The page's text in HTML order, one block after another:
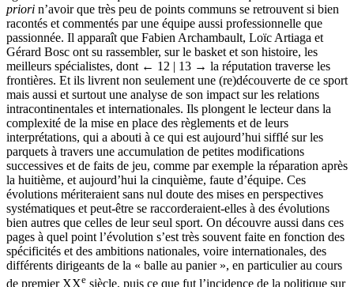
priori n’avoir que très peu de points communs se retrouvent si bien
racontés et commentés par une équipe aussi professionnelle que
passionnée. Il apparaît que Fabien Archambault, Loïc Artiaga et
Gérard Bosc ont su rassembler, sur le basket et son histoire, les
meilleurs spécialistes, dont ← 12 | 13 → la réputation traverse les
frontières. Et ils livrent non seulement une (re)découverte de ce sport
mais aussi et surtout une analyse de son impact sur les relations
intracontinentales et internationales. Ils plongent le lecteur dans la
complexité de la mise en place des règlements et de leurs
interprétations, qui a abouti à ce qui est aujourd’hui sifflé sur les
parquets à travers une accumulation de petites modifications
successives et de faits de jeu, comme par exemple la réparation après
la huitième, et aujourd’hui la cinquième, faute d’équipe. Ces
évolutions mériteraient sans nul doute des mises en perspectives
systématiques et peut-être se raccorderaient-elles à des évolutions
bien autres que celles de leur seul sport. On découvre aussi dans ces
pages à quel point l’évolution s’est très souvent faite en fonction des
spécificités et des ambitions nationales, voire internationales, des
différents dirigeants de la « balle au panier », en particulier au cours
de premier XXe siècle, puis ce que fut l’incidence de la politique sur